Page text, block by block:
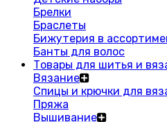
Брелки
Браслеты
Бижутерия в
Банты для волос
Товары для шитья и
Вязание
Спицы и крючки для
Пряжа
Вышивание